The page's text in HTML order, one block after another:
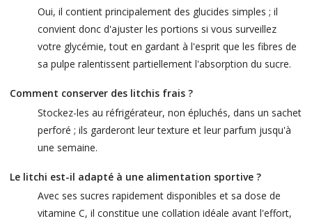
Oui, il contient principalement des glucides simples ; il
convient donc d'ajuster les portions si vous surveillez
votre glycémie, tout en gardant à l'esprit que les fibres de
sa pulpe ralentissent partiellement l'absorption du sucre.
Comment conserver des litchis frais ?
Stockez-les au réfrigérateur, non épluchés, dans un sachet
perforé ; ils garderont leur texture et leur parfum jusqu'à
une semaine.
Le litchi est-il adapté à une alimentation sportive ?
Avec ses sucres rapidement disponibles et sa dose de
vitamine C, il constitue une collation idéale avant l'effort,